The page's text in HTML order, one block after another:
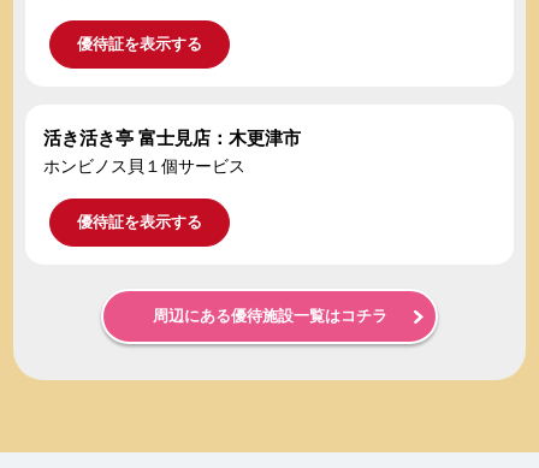
優待証を表示する
活き活き亭 富士見店：木更津市
ホンビノス貝１個サービス
優待証を表示する
周辺にある優待施設一覧はコチラ